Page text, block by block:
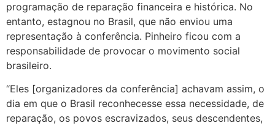
programação de reparação financeira e histórica. No
entanto, estagnou no Brasil, que não enviou uma
representação à conferência. Pinheiro ficou com a
responsabilidade de provocar o movimento social
brasileiro.
“Eles [organizadores da conferência] achavam assim, o
dia em que o Brasil reconhecesse essa necessidade, de
reparação, os povos escravizados, seus descendentes,